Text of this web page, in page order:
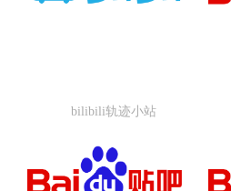
bilibili轨迹小站